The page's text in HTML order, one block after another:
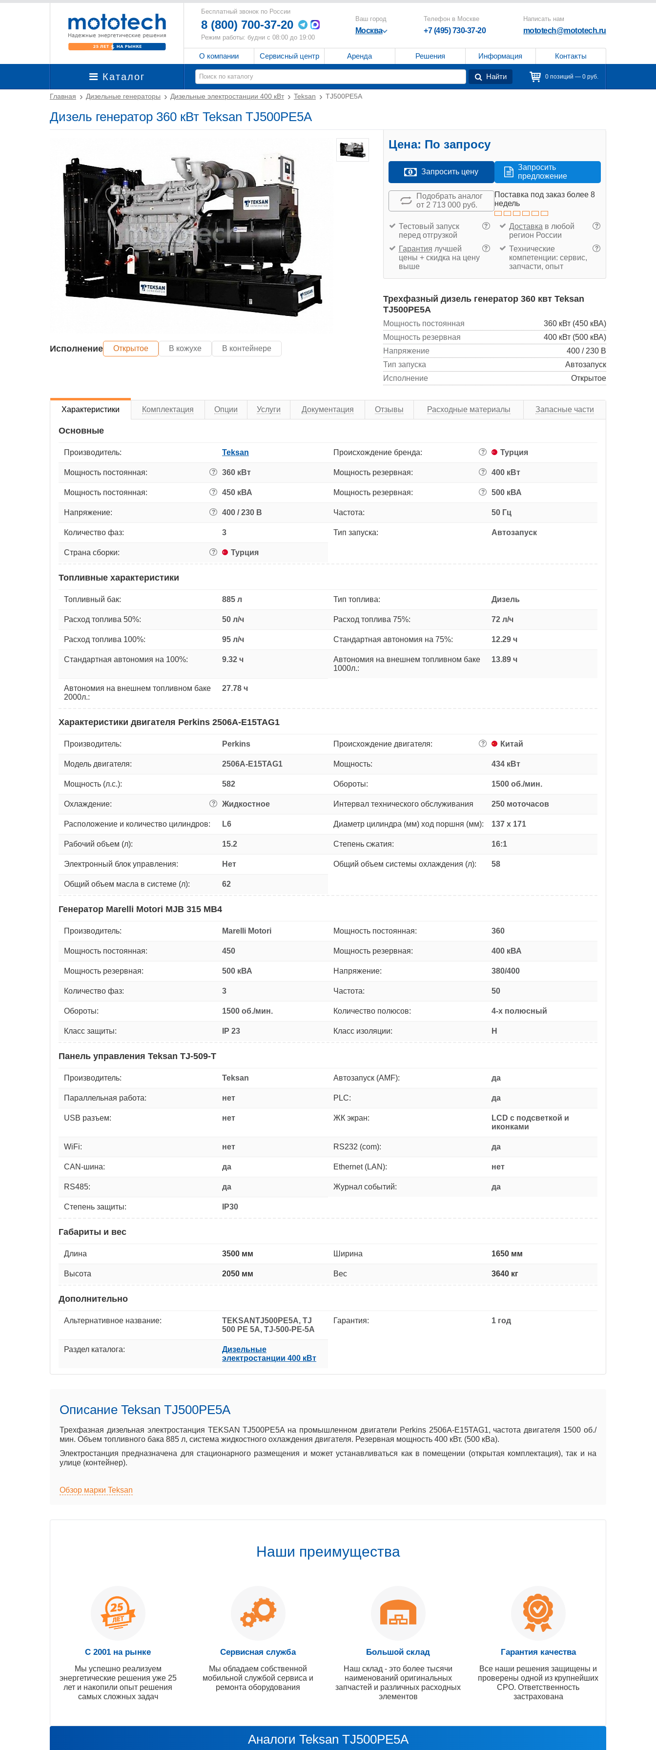
Бесплатный звонок по России
8 (800) 700-37-20
Режим работы: будни с 08:00 до 19:00
Ваш город
Москва
Телефон в Москве
+7 (495) 730-37-20
Написать нам
mototech@mototech.ru
О компании Сервисный центр Аренда Решения Информация Контакты
Каталог Найти 0 позиций — 0 руб.
Главная Дизельные генераторы Дизельные электростанции 400 кВт Teksan TJ500PE5A
Дизель генератор 360 кВт Teksan TJ500PE5A
Исполнение Открытое В кожухе В контейнере
Цена: По запросу
Запросить цену
Запросить
предложение
Подобрать аналог
от 2 713 000 руб.
Поставка под заказ более 8
недель
?
Тестовый запуск
перед отгрузкой
?
Доставка в любой
регион России
?
Гарантия лучшей
цены + скидка на цену
выше
?
Технические
компетенции: сервис,
запчасти, опыт
Трехфазный дизель генератор 360 квт Teksan
TJ500PE5A
Мощность постоянная
360 кВт (450 кВА)
Мощность резервная
400 кВт (500 кВА)
Напряжение
400 / 230 В
Тип запуска
Автозапуск
Исполнение
Открытое
Характеристики Комплектация Опции Услуги Документация Отзывы Расходные материалы Запасные части
Основные
Производитель: Teksan Происхождение бренда: ? Турция
Мощность постоянная: ? 360 кВт Мощность резервная: ? 400 кВт
Мощность постоянная: ? 450 кВА Мощность резервная: ? 500 кВА
Напряжение: ? 400 / 230 В Частота: 50 Гц
Количество фаз: 3 Тип запуска: Автозапуск
Страна сборки: ? Турция
Топливные характеристики
Топливный бак: 885 л Тип топлива: Дизель
Расход топлива 50%: 50 л/ч Расход топлива 75%: 72 л/ч
Расход топлива 100%: 95 л/ч Стандартная автономия на 75%: 12.29 ч
Стандартная автономия на 100%: 9.32 ч
Автономия на внешнем топливном баке
1000л.:
13.89 ч
Автономия на внешнем топливном баке
2000л.:
27.78 ч
Характеристики двигателя Perkins 2506A-E15TAG1
Производитель: Perkins Происхождение двигателя: ? Китай
Модель двигателя: 2506A-E15TAG1 Мощность: 434 кВт
Мощность (л.с.): 582 Обороты: 1500 об./мин.
Охлаждение: ? Жидкостное Интервал технического обслуживания 250 моточасов
Расположение и количество цилиндров: L6 Диаметр цилиндра (мм) ход поршня (мм): 137 х 171
Рабочий объем (л): 15.2 Степень сжатия: 16:1
Электронный блок управления: Нет Общий объем системы охлаждения (л): 58
Общий объем масла в системе (л): 62
Генератор Marelli Motori MJB 315 MB4
Производитель: Marelli Motori Мощность постоянная: 360
Мощность постоянная: 450 Мощность резервная: 400 кВА
Мощность резервная: 500 кВА Напряжение: 380/400
Количество фаз: 3 Частота: 50
Обороты: 1500 об./мин. Количество полюсов: 4-х полюсный
Класс защиты: IP 23 Класс изоляции: H
Панель управления Teksan TJ-509-T
Производитель: Teksan Автозапуск (AMF): да
Параллельная работа: нет PLC: да
USB разъем: нет ЖК экран:
LCD с подсветкой и
иконками
WiFi: нет RS232 (com): да
CAN-шина: да Ethernet (LAN): нет
RS485: да Журнал событий: да
Степень защиты: IP30
Габариты и вес
Длина 3500 мм Ширина 1650 мм
Высота 2050 мм Вес 3640 кг
Дополнительно
Альтернативное название:
TEKSANTJ500PE5A, TJ
500 PE 5A, TJ-500-PE-5A
Гарантия: 1 год
Раздел каталога:
Дизельные
электростанции 400 кВт
Описание Teksan TJ500PE5A
Трехфазная дизельная электростанция TEKSAN TJ500PE5A на промышленном двигатели Perkins 2506A-E15TAG1, частота двигателя 1500 об./
мин. Объем топливного бака 885 л, система жидкостного охлаждения двигателя. Резервная мощность 400 кВт. (500 кВа).
Электростанция предназначена для стационарного размещения и может устанавливаться как в помещении (открытая комплектация), так и на
улице (контейнер).
Обзор марки Teksan
Наши преимущества
С 2001 на рынке
Мы успешно реализуем
энергетические решения уже 25
лет и накопили опыт решения
самых сложных задач
Сервисная служба
Мы обладаем собственной
мобильной службой сервиса и
ремонта оборудования
Большой склад
Наш склад - это более тысячи
наименований оригинальных
запчастей и различных расходных
элементов
Гарантия качества
Все наши решения защищены и
проверены одной из крупнейших
СРО. Ответственность
застрахована
Аналоги Teksan TJ500PE5A